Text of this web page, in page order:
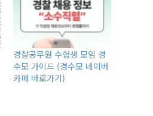
경찰공무원 수험생 모임 경
수모 가이드 (경수모 네이버
카페 바로가기)